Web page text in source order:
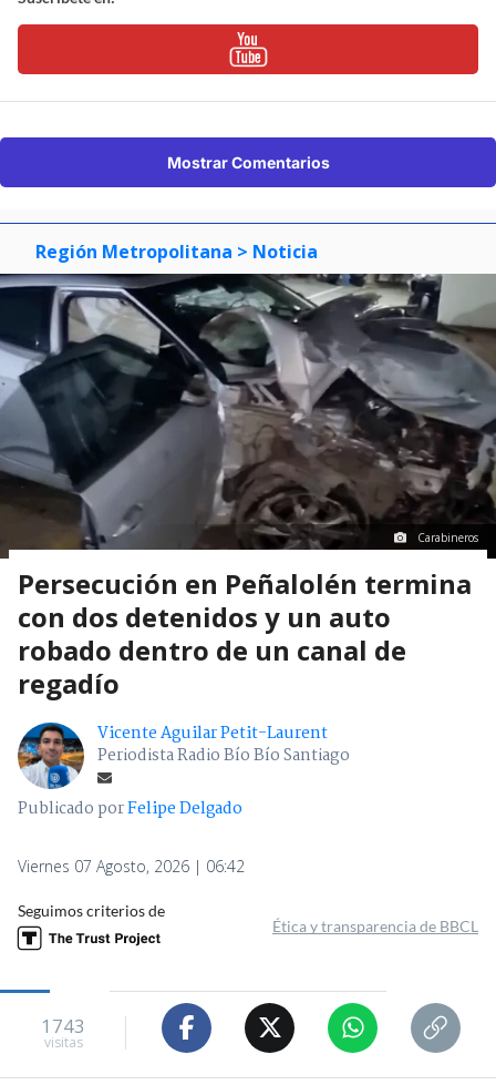
Mostrar Comentarios
Región Metropolitana > Noticia
Carabineros
Persecución en Peñalolén termina
con dos detenidos y un auto
robado dentro de un canal de
regadío
Vicente Aguilar Petit-Laurent
Periodista Radio Bío Bío Santiago
Publicado porFelipe Delgado
Viernes 07 Agosto, 2026 | 06:42
Seguimos criterios de
Ética y transparencia de BBCL
1743
visitas